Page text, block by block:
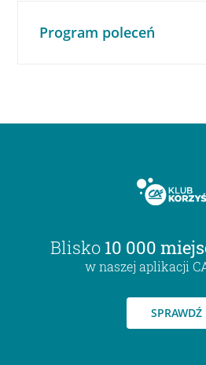
Program poleceń
Blisko 10 000
w naszej aplikacji
SPRAWDŹ